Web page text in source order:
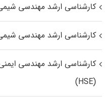
کارشناسی ارشد مهندسی
کارشناسی ارشد مهندسی
کارشناسی ارشد مهندسی
(HSE)